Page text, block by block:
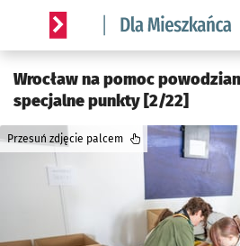
Serwis informacyjny wroclaw.pl
Wrocław na pomoc
specjalne punkty [2/22]
Przesuń zdjęcie palcem